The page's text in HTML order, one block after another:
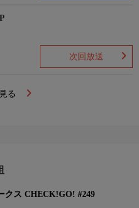
次回放送
見る
クス CHECK!GO! #249